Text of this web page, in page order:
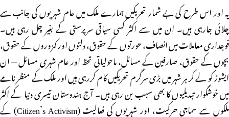
یہ اور اس طرح کی بے شمار تحریکیں ہمارے ملک میں عام شہریوں کی جانب سے
چلائی جارہی ہیں۔ ان میں سے اکثر کسی سیاقی سرپرستی کے بغیر چل رہی ہیں۔
فوجداری معاملات میں انصاف، عورتوں کے حقوق، دلتوں اور کمزوروں کے حقوق،
بچوں کے حقوق، صارفین کے مسائل، ماحولیاتی تحظ اور عام شہری مسائل — ان
ایشوز کو لے کر ہر شہر میں بڑی سرگرم تحریکیں کام کررہی ہیں اور ملک کے منظر نامے
میں خوشگوار تبدیلیوں کا بھی سبب بن رہی ہیں۔ آج ہندوستان تیسری دنیا کے اکثر
ملکوں سے سماجی حرکیت، اور شہریوں کی فعالیت (Citizen’s Activism) کے